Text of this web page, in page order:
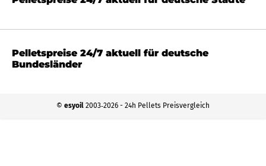
Pelletspreise 24/7 aktuell für deutsche
Bundesländer
© esyoil 2003‐2026 - 24h Pellets Preisvergleich